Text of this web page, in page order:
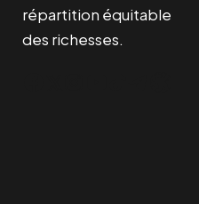
répartition équitable
des richesses.